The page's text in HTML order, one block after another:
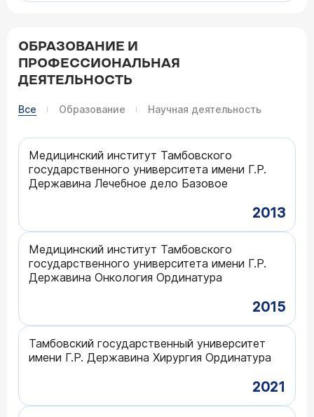
ОБРАЗОВАНИЕ И
ПРОФЕССИОНАЛЬНАЯ
ДЕЯТЕЛЬНОСТЬ
Все Образование Научная деятельность
Медицинский институт Тамбовского
государственного университета имени Г.Р.
Державина Лечебное дело Базовое
2013
Медицинский институт Тамбовского
государственного университета имени Г.Р.
Державина Онкология Ординатура
2015
Тамбовский государственный университет
имени Г.Р. Державина Хирургия Ординатура
2021